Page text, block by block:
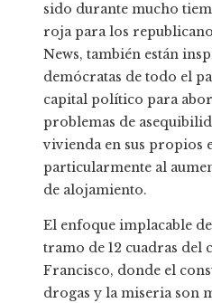
sido durante mucho
roja para los
News, también están
demócratas de todo el
capital político para
problemas de
vivienda en sus propios
particularmente al
de alojamiento.
El enfoque implacable
tramo de 12 cuadras del
Francisco, donde el
drogas y la miseria son